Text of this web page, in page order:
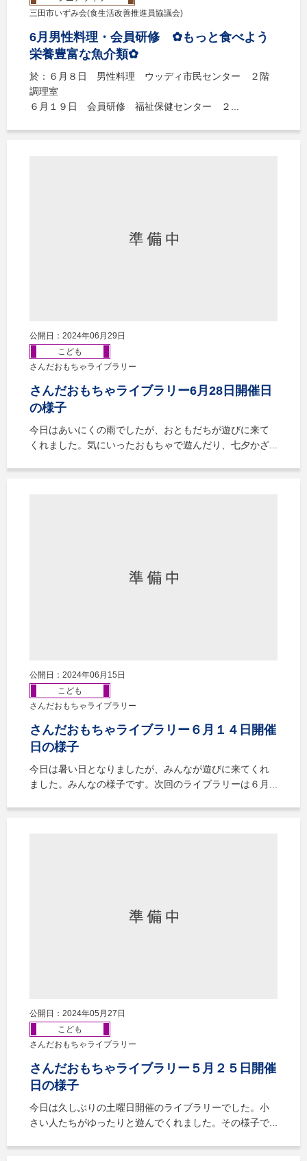
三田市いずみ会(食生活改善推進員協議会)
6月男性料理・会員研修 ✿もっと食べよう
栄養豊富な魚介類✿
於：６月８日 男性料理 ウッディ市民センター ２階
調理室
６月１９日 会員研修 福祉保健センター ２...
公開日：2024年06月29日
こども
さんだおもちゃライブラリー
さんだおもちゃライブラリー6月28日開催日
の様子
今日はあいにくの雨でしたが、おともだちが遊びに来て
くれました。気にいったおもちゃで遊んだり、七夕かざ...
公開日：2024年06月15日
こども
さんだおもちゃライブラリー
さんだおもちゃライブラリー６月１４日開催
日の様子
今日は暑い日となりましたが、みんなが遊びに来てくれ
ました。みんなの様子です。次回のライブラリーは６月...
公開日：2024年05月27日
こども
さんだおもちゃライブラリー
さんだおもちゃライブラリー５月２５日開催
日の様子
今日は久しぶりの土曜日開催のライブラリーでした。小
さい人たちがゆったりと遊んでくれました。その様子で...